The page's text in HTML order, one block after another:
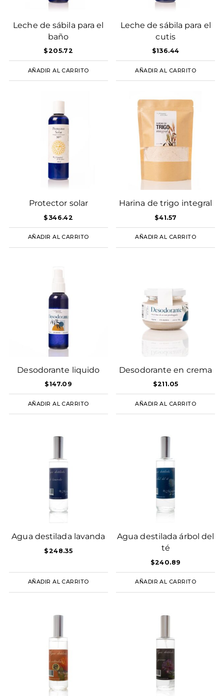
Leche de sábila para el
baño
$205.72
AÑADIR AL CARRITO
Leche de sábila para el
cutis
$136.44
AÑADIR AL CARRITO
Protector solar
$346.42
AÑADIR AL CARRITO
Harina de trigo integral
$41.57
AÑADIR AL CARRITO
Desodorante liquido
$147.09
AÑADIR AL CARRITO
Desodorante en crema
$211.05
AÑADIR AL CARRITO
Agua destilada lavanda
$248.35
AÑADIR AL CARRITO
Agua destilada árbol del
té
$240.89
AÑADIR AL CARRITO